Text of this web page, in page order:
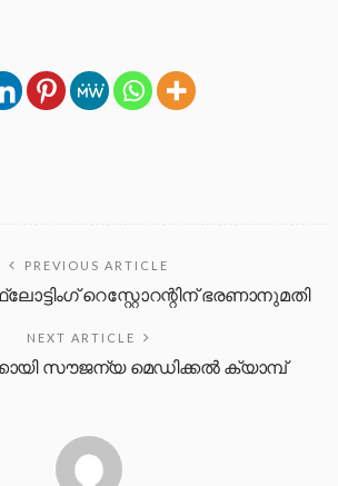
PREVIOUS ARTICLE
റെസ്റ്റോറന്റിന് ഭരണാനുമതി
NEXT ARTICLE
സൗജന്യ മെഡിക്കൽ ക്യാമ്പ്